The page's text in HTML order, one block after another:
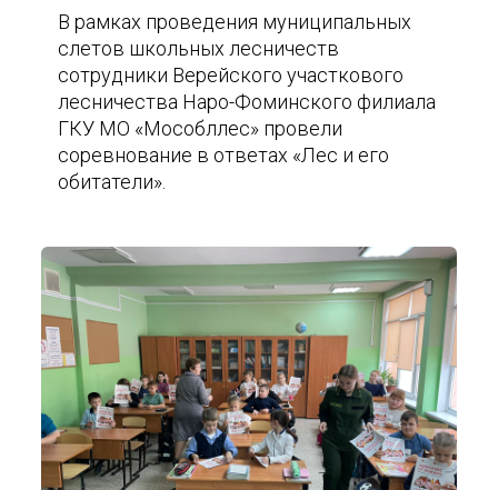
В рамках проведения муниципальных
слетов школьных лесничеств
сотрудники Верейского участкового
лесничества Наро-Фоминского филиала
ГКУ МО «Мособллес» провели
соревнование в ответах «Лес и его
обитатели».